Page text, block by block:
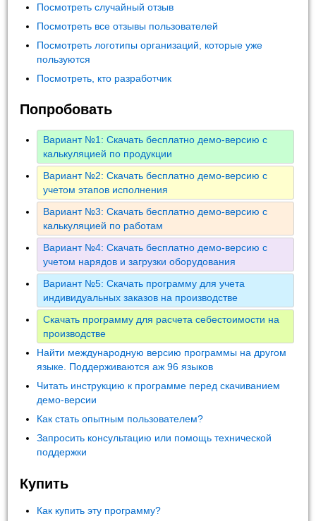
Посмотреть случайный отзыв
Посмотреть все отзывы пользователей
Посмотреть логотипы организаций, которые уже
пользуются
Посмотреть, кто разработчик
Попробовать
Вариант №1: Скачать бесплатно демо-версию с
калькуляцией по продукции
Вариант №2: Скачать бесплатно демо-версию с
учетом этапов исполнения
Вариант №3: Скачать бесплатно демо-версию с
калькуляцией по работам
Вариант №4: Скачать бесплатно демо-версию с
учетом нарядов и загрузки оборудования
Вариант №5: Скачать программу для учета
индивидуальных заказов на производстве
Скачать программу для расчета себестоимости на
производстве
Найти международную версию программы на другом
языке. Поддерживаются аж 96 языков
Читать инструкцию к программе перед скачиванием
демо-версии
Как стать опытным пользователем?
Запросить консультацию или помощь технической
поддержки
Купить
Как купить эту программу?